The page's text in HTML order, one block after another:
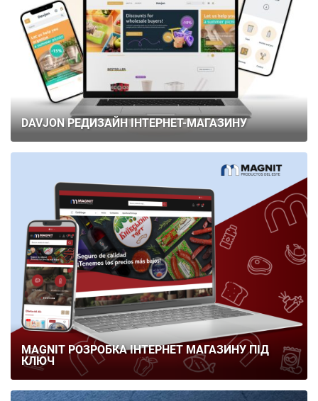
DAVJON РЕДИЗАЙН ІНТЕРНЕТ-МАГАЗИНУ
MAGNIT РОЗРОБКА ІНТЕРНЕТ МАГАЗИНУ ПІД
КЛЮЧ